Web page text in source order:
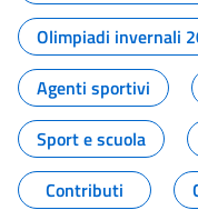
Olimpiadi invernali
Agenti sportivi
Sport e scuola
Contributi